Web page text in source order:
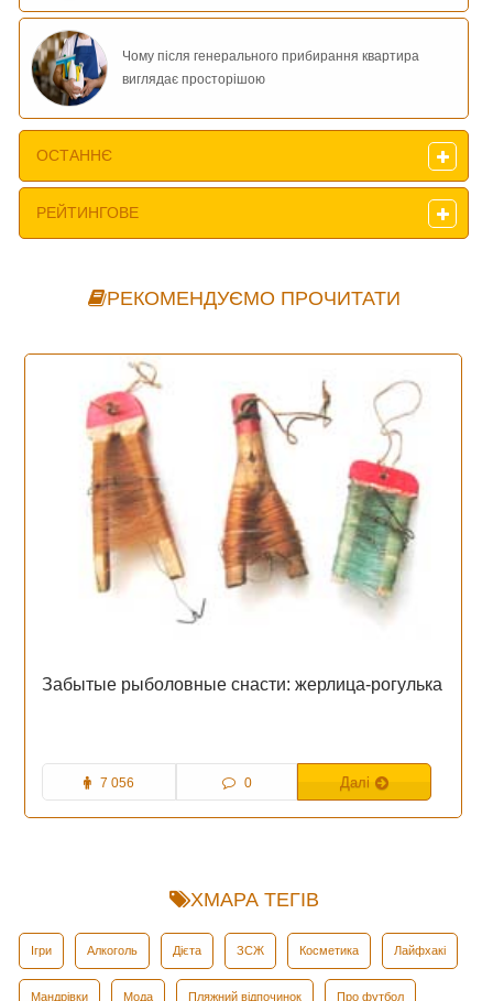
Чому після генерального прибирання квартира
виглядає просторішою
ОСТАННЄ
РЕЙТИНГОВЕ
РЕКОМЕНДУЄМО ПРОЧИТАТИ
Забытые рыболовные снасти: жерлица-рогулька
7 056 0 Далі
ХМАРА ТЕГІВ
Ігри Алкоголь Дієта ЗСЖ Косметика Лайфхакі
Мандрівки Мода Пляжний відпочинок Про футбол